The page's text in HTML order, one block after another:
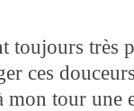
toujours très
ces
mon tour une